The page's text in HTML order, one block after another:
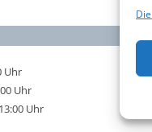
Uhr
Uhr
Uhr